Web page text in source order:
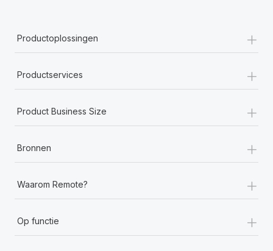
Productoplossingen +
Productservices +
Product Business Size +
Bronnen +
Waarom Remote? +
Op functie
+